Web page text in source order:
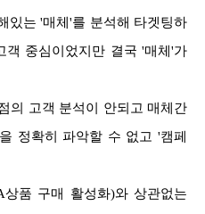
있는 '매체'를 분석해 타겟팅하
객 중심이었지만 결국 '매체'가
의 고객 분석이 안되고 매체간
정확히 파악할 수 없고 '캠페
품 구매 활성화)와 상관없는